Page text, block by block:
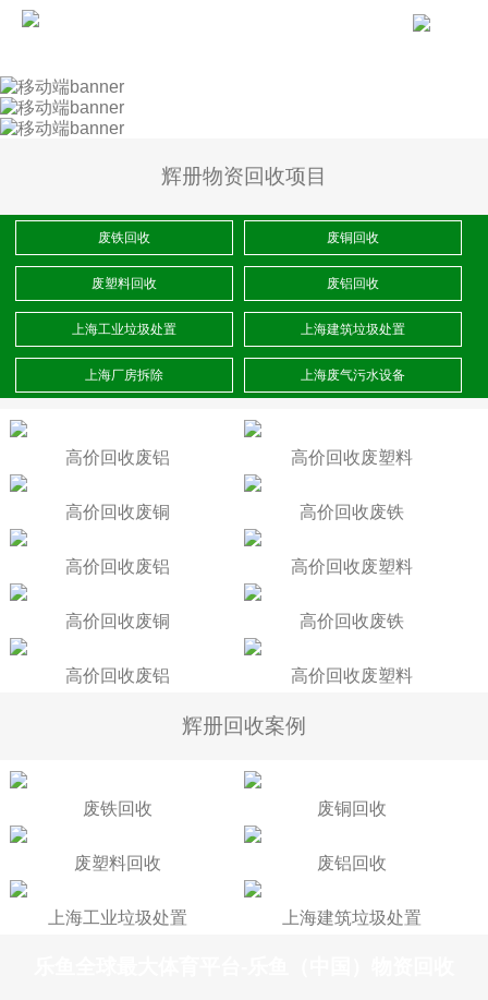
辉册物资回收项目
废铁回收 废铜回收
废塑料回收 废铝回收
上海工业垃圾处置 上海建筑垃圾处置
上海厂房拆除 上海废气污水设备
高价回收废铝 高价回收废塑料
高价回收废铜 高价回收废铁
高价回收废铝 高价回收废塑料
高价回收废铜 高价回收废铁
高价回收废铝 高价回收废塑料
辉册回收案例
废铁回收 废铜回收
废塑料回收 废铝回收
上海工业垃圾处置 上海建筑垃圾处置